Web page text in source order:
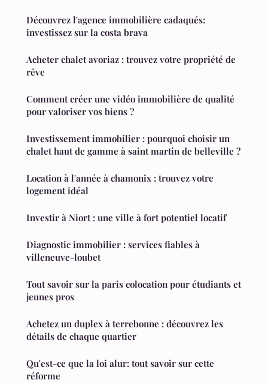
Découvrez l'agence immobilière cadaqués:
investissez sur la costa brava
Acheter chalet avoriaz : trouvez votre propriété de
rêve
Comment créer une vidéo immobilière de qualité
pour valoriser vos biens ?
Investissement immobilier : pourquoi choisir un
chalet haut de gamme à saint martin de belleville ?
Location à l'année à chamonix : trouvez votre
logement idéal
Investir à Niort : une ville à fort potentiel locatif
Diagnostic immobilier : services fiables à
villeneuve-loubet
Tout savoir sur la paris colocation pour étudiants et
jeunes pros
Achetez un duplex à terrebonne : découvrez les
détails de chaque quartier
Qu'est-ce que la loi alur: tout savoir sur cette
réforme